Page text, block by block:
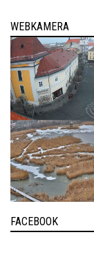
WEBKAMERA
FACEBOOK